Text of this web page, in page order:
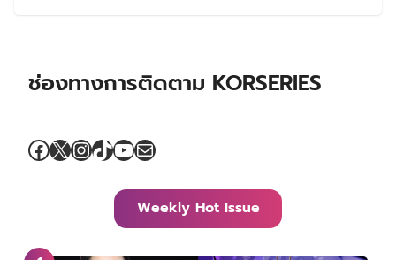
ช่องทางการติดตาม KORSERIES
Facebook
X Instagram
TikTok
YouTube
Mail
Weekly Hot Issue